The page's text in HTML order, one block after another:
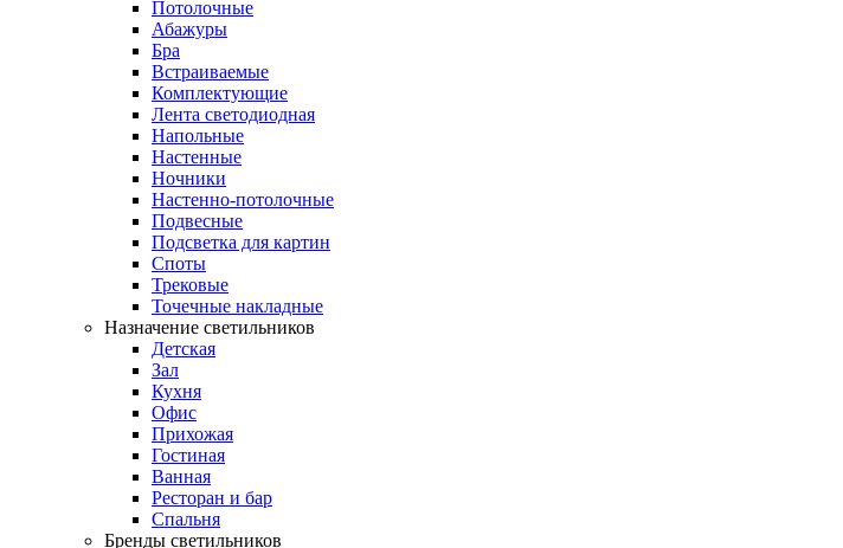
Потолочные
Абажуры
Бра
Встраиваемые
Комплектующие
Лента светодиодная
Напольные
Настенные
Ночники
Настенно-потолочные
Подвесные
Подсветка для картин
Споты
Трековые
Точечные накладные
Назначение светильников
Детская
Зал
Кухня
Офис
Прихожая
Гостиная
Ванная
Ресторан и бар
Спальня
Бренды светильников